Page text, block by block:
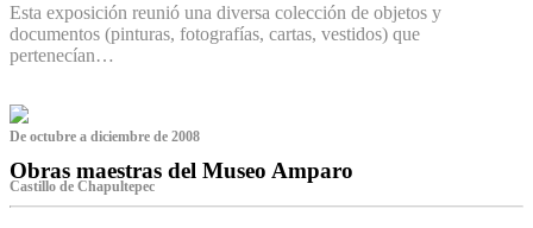
Esta exposición reunió una diversa colección de objetos y
documentos (pinturas, fotografías, cartas, vestidos) que
pertenecían…
De octubre a diciembre de 2008
Obras maestras del Museo Amparo
Castillo de Chapultepec